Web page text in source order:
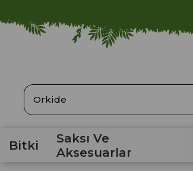
Bitki
Saksı Ve
Aksesuarlar